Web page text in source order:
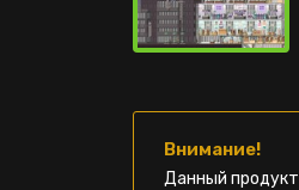
Внимание!
Данный